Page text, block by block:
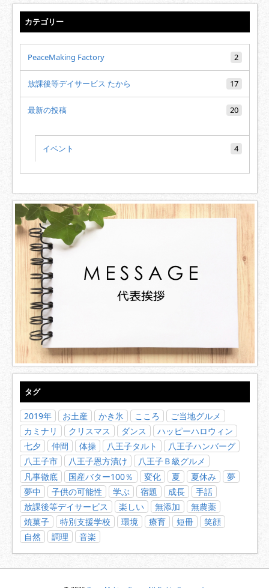
カテゴリー
PeaceMaking Factory 2
放課後等デイサービス たから 17
最新の投稿 20
イベント 4
タグ
2019年 お土産 かき氷 こころ
ご当地グルメ
カミナリ
クリスマス ダンス
ハッピーハロウィン
七夕
仲間 体操 八王子タルト
八王子ハンバーグ
八王子市
八王子恩方漬け
八王子Ｂ級グルメ
凡事徹底
国産バター100％ 変化 夏 夏休み
夢
夢中
子供の可能性 学ぶ 宿題 成長
手話
放課後等デイサービス
楽しい 無添加
無農薬
焼菓子
特別支援学校 環境 療育 短冊
笑顔
自然
調理 音楽